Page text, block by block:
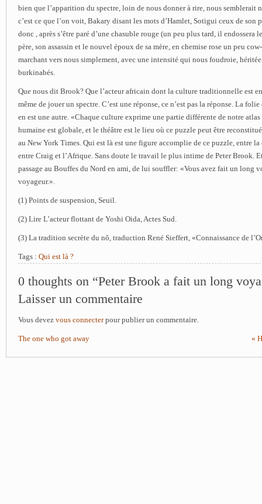
bien que l’apparition du spectre, loin de nous donner à rire, nous semblerait
c’est ce que l’on voit, Bakary disant les mots d’Hamlet, Sotigui ceux de son
donc ­, après s’être paré d’une chasuble rouge (un peu plus tard, il endossera
père, son assassin et le nouvel époux de sa mère, en chemise rose un peu
marchant vers nous simplement, avec une intensité qui nous foudroie,
burkinabés.
Que nous dit Brook? Que l’acteur africain dont la culture traditionnelle est
même de jouer un spectre. C’est une réponse, ce n’est pas la réponse. La
en est une autre. «Chaque culture exprime une partie différente de notre
humaine est globale, et le théâtre est le lieu où ce puzzle peut être
au New York Times. Qui est là est une figure accomplie de ce puzzle, entre la
entre Craig et l’Afrique. Sans doute le travail le plus intime de Peter Brook.
passage au Bouffes du Nord en ami, de lui souffler: «Vous avez fait un long
voyageur.».
(1) Points de suspension, Seuil.
(2) Lire L’acteur flottant de Yoshi Oida, Actes Sud.
(3) La tradition secrète du nô, traduction René Sieffert, «Connaissance de
Tags : Qui est là ?
0 thoughts on “Peter Brook a fait un long
Laisser un commentaire
Vous devez vous connecterpour publier un commentaire.
The one who got away «